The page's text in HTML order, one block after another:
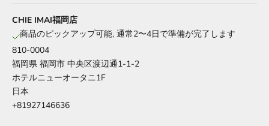
CHIE IMAI福岡店
商品のピックアップ可能, 通常2〜4日で準備が完了します
810-0004
福岡県 福岡市 中央区渡辺通1-1-2
ホテルニューオータニ1F
日本
+81927146636